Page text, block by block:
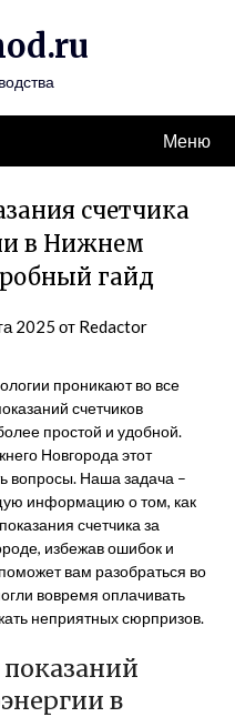
Меню
счетчика
в Нижнем
гайд
2025 от Redactor
проникают во все
счетчиков
простой и удобной.
Новгорода этот
вопросы. Наша задача –
информацию о том, как
счетчика за
избежав ошибок и
вам разобраться во
вовремя оплачивать
неприятных сюрпризов.
в